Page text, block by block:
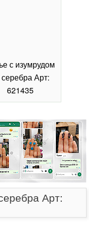
с изумрудом
серебра Арт:
621435
Арт: